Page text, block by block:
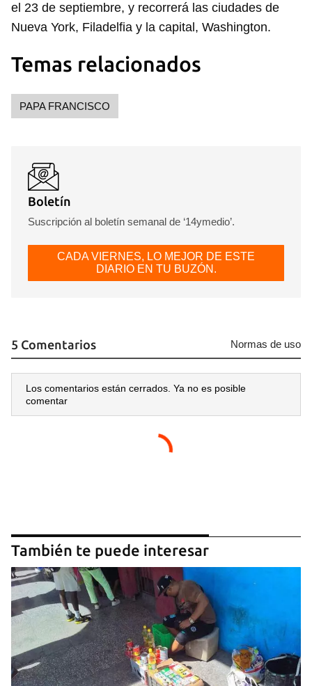
el 23 de septiembre, y recorrerá las ciudades de
Nueva York, Filadelfia y la capital, Washington.
Temas relacionados
PAPA FRANCISCO
Boletín
Suscripción al boletín semanal de ‘14ymedio’.
CADA VIERNES, LO MEJOR DE ESTE
DIARIO EN TU BUZÓN.
5 Comentarios Normas de uso
Los comentarios están cerrados. Ya no es posible
comentar
También te puede interesar